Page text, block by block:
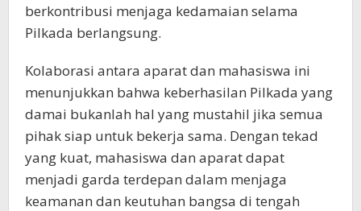
berkontribusi menjaga kedamaian selama
Pilkada berlangsung.
Kolaborasi antara aparat dan mahasiswa ini
menunjukkan bahwa keberhasilan Pilkada yang
damai bukanlah hal yang mustahil jika semua
pihak siap untuk bekerja sama. Dengan tekad
yang kuat, mahasiswa dan aparat dapat
menjadi garda terdepan dalam menjaga
keamanan dan keutuhan bangsa di tengah